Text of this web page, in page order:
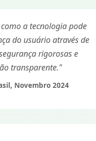
a tecnologia pode
do usuário através de
rigorosas e
transparente."
Novembro 2024